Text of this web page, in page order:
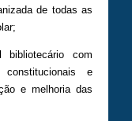
de todas as
com
e
e melhoria das